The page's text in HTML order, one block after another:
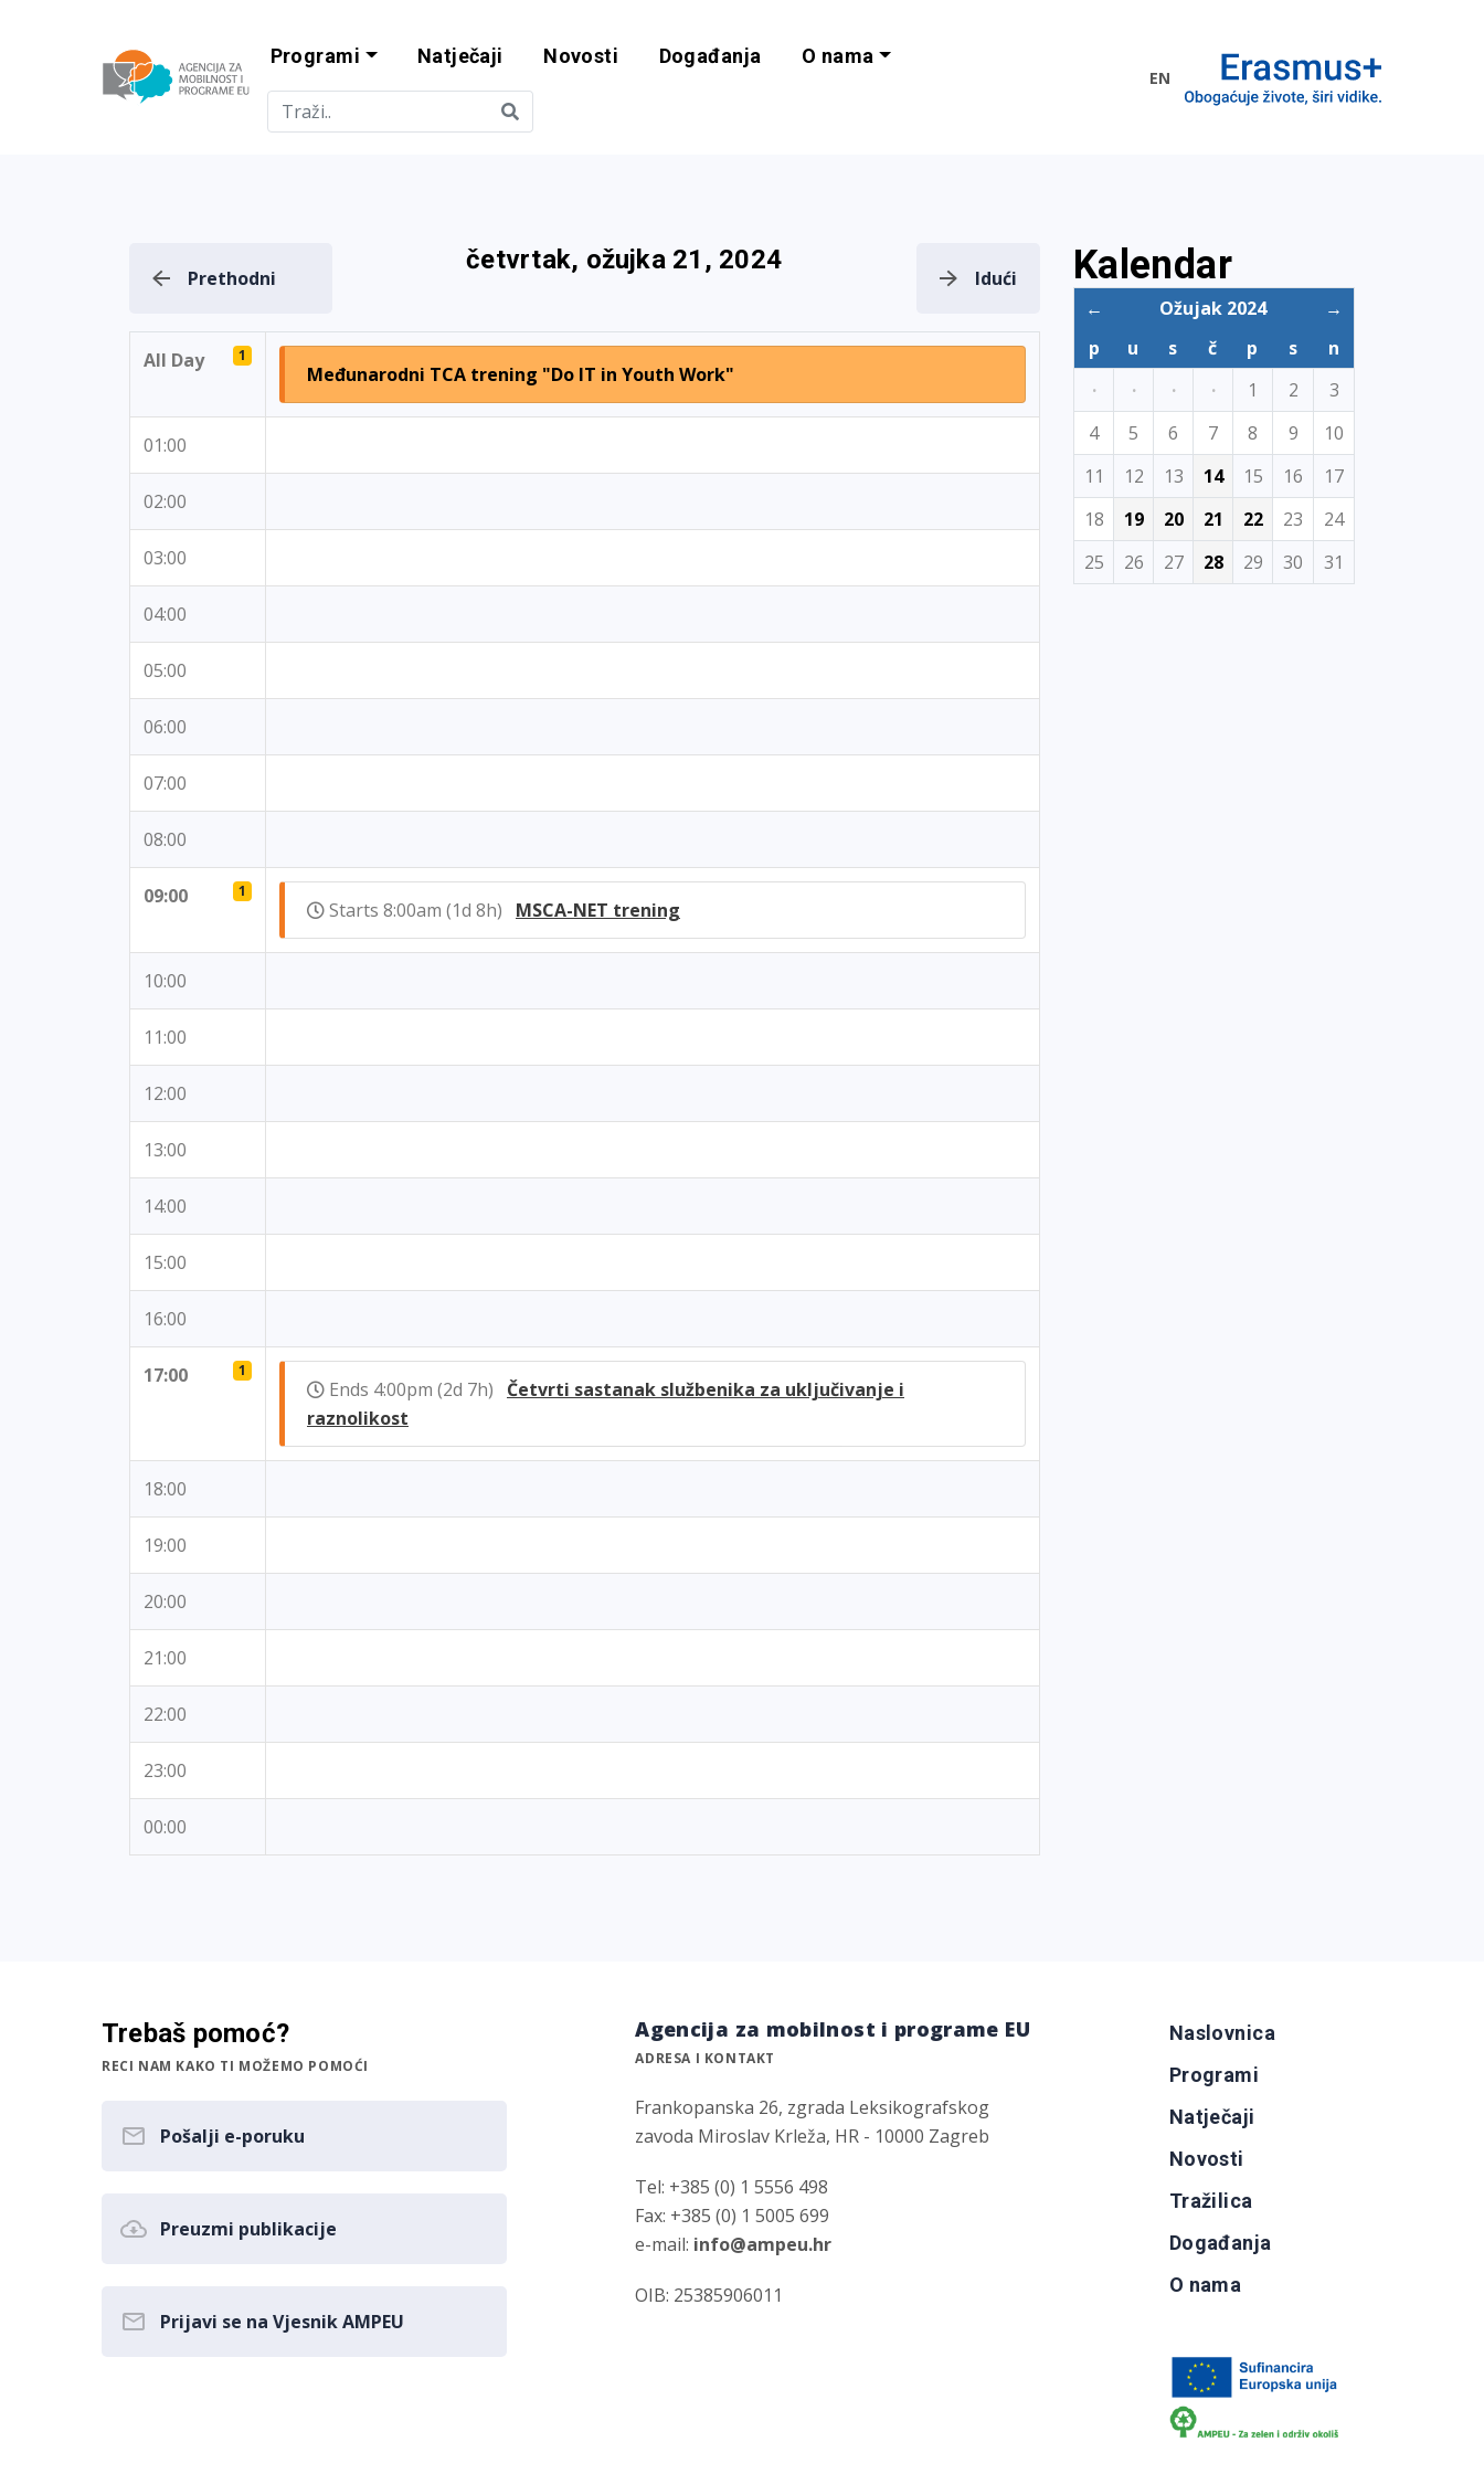
Agencija za mobilnost i programe EU
Programi Natječaji Novosti Događanja O nama
EN
Prethodni
četvrtak, ožujka 21, 2024
Idući
All Day 1
Međunarodni TCA trening "Do IT in Youth Work"
01:00
02:00
03:00
04:00
05:00
06:00
07:00
08:00
09:00 1
Starts 8:00am (1d 8h) MSCA-NET trening
10:00
11:00
12:00
13:00
14:00
15:00
16:00
17:00 1
Ends 4:00pm (2d 7h) Četvrti sastanak službenika za uključivanje i
raznolikost
18:00
19:00
20:00
21:00
22:00
23:00
00:00
Kalendar
← Ožujak 2024
→
p
u s č p s
n
·
· · · 1 2
3
4
5 6 7 8 9
10
11
12 13 14 15 16
17
18
19 20 21 22 23
24
25
26 27 28 29 30 31
Trebaš pomoć?
RECI NAM KAKO TI MOŽEMO POMOĆI
Pošalji e-poruku
Preuzmi publikacije
Prijavi se na Vjesnik AMPEU
Agencija za mobilnost i programe EU
ADRESA I KONTAKT
Frankopanska 26, zgrada Leksikografskog
zavoda Miroslav Krleža, HR - 10000 Zagreb
Tel: +385 (0) 1 5556 498
Fax: +385 (0) 1 5005 699
e-mail: info@ampeu.hr
OIB: 25385906011
Naslovnica
Programi
Natječaji
Novosti
Tražilica
Događanja
O nama